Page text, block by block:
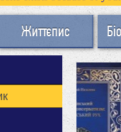
Життєпис